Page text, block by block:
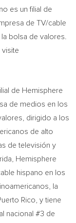
es un filial de
de TV/cable
bolsa de valores.
visite
de Hemisphere
de medios en los
dirigido a los
de alto
de televisión y
, Hemisphere
hispano en los
la
Rico , y tiene
nacional #3 de